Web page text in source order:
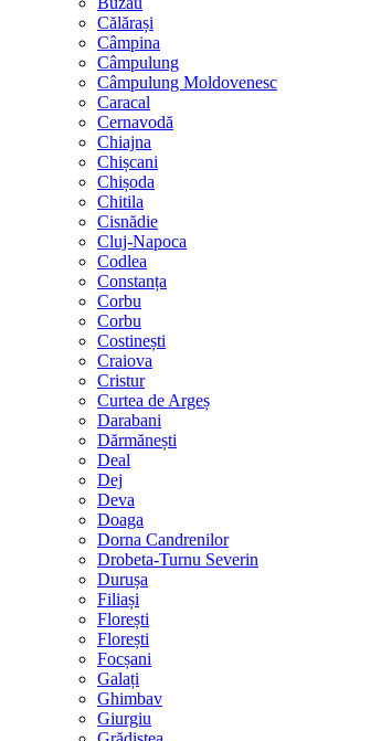
Călărași
Câmpina
Câmpulung
Câmpulung Moldovenesc
Caracal
Cernavodă
Chiajna
Chișcani
Chișoda
Chitila
Cisnădie
Cluj-Napoca
Codlea
Constanța
Corbu
Corbu
Costinești
Craiova
Cristur
Curtea de Argeș
Darabani
Dărmănești
Deal
Dej
Deva
Doaga
Dorna Candrenilor
Drobeta-Turnu Severin
Durușa
Filiași
Florești
Florești
Focșani
Galați
Ghimbav
Giurgiu